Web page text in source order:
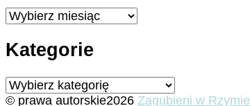
Archiwa
Kategorie
Kategorie
© prawa autorskie2026 Zagubieni w Rzymie